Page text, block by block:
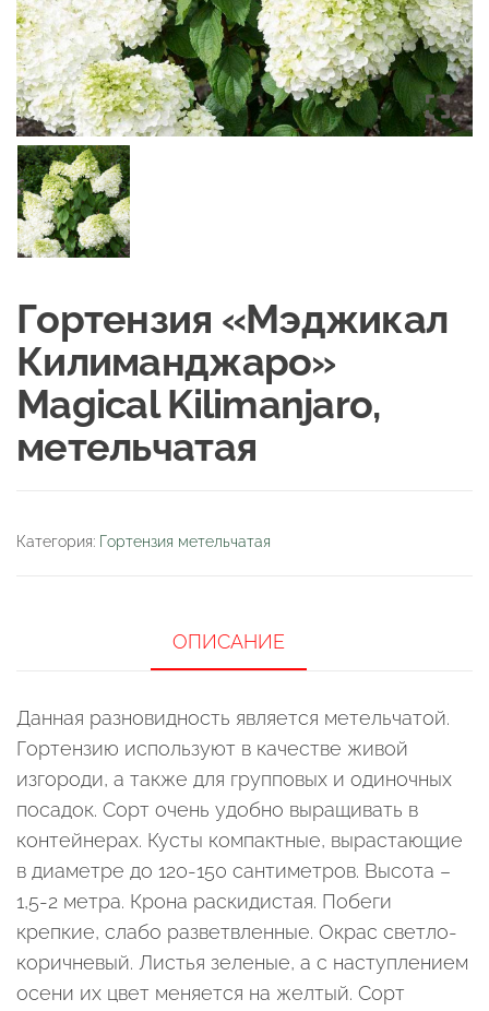
Гортензия «Мэджикал
Килиманджаро»
Magical Kilimanjaro,
метельчатая
Категория: Гортензия метельчатая
ОПИСАНИЕ
Данная разновидность является метельчатой.
Гортензию используют в качестве живой
изгороди, а также для групповых и одиночных
посадок. Сорт очень удобно выращивать в
контейнерах. Кусты компактные, вырастающие
в диаметре до 120-150 сантиметров. Высота –
1,5-2 метра. Крона раскидистая. Побеги
крепкие, слабо разветвленные. Окрас светло-
коричневый. Листья зеленые, а с наступлением
осени их цвет меняется на желтый. Сорт